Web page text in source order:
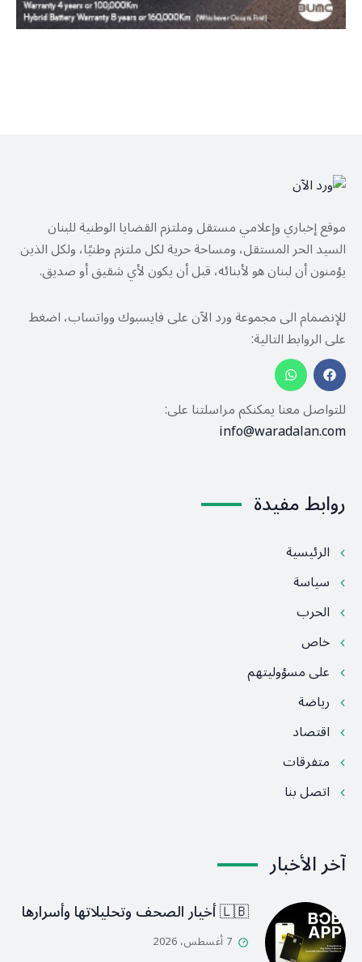
موقع إخباري وإعلامي مستقل وملتزم القضايا الوطنية للبنان
السيد الحر المستقل، ومساحة حرية لكل ملتزم وطنيًا، ولكل الذين
يؤمنون أن لبنان هو لأبنائه، قبل أن يكون لأي شقيق أو صديق.
للإنضمام الى مجموعة ورد الآن على فايسبوك وواتساب، اضغط
على الروابط التالية:
للتواصل معنا يمكنكم مراسلتنا على:
info@waradalan.com
روابط مفيدة
الرئيسية
سياسة
الحرب
خاص
على مسؤوليتهم
رياضة
اقتصاد
متفرقات
اتصل بنا
آخر الأخبار
🇱🇧 أخيار الصحف وتحليلاتها وأسرارها
7 أغسطس، 2026